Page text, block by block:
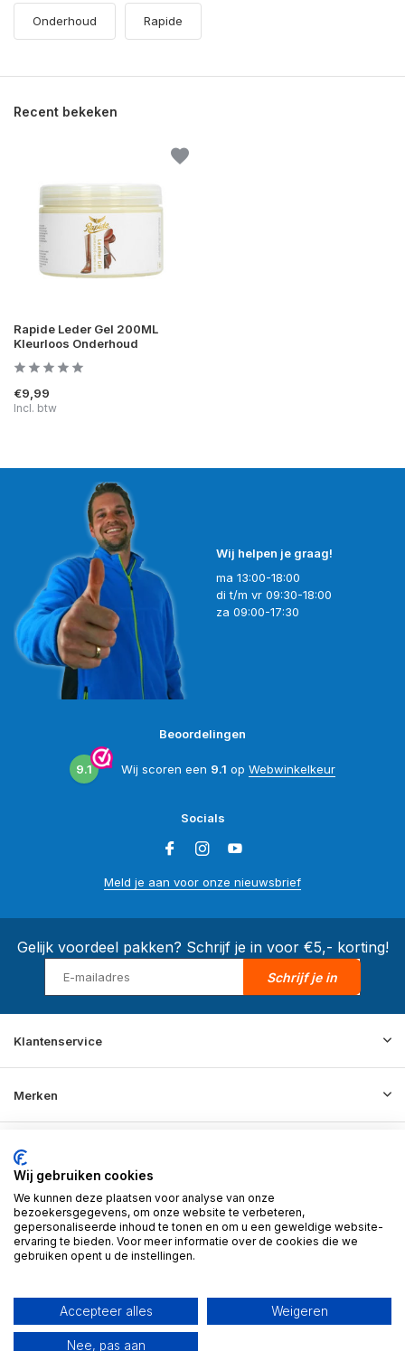
Onderhoud Rapide
Recent bekeken
Rapide Leder Gel 200ML
Kleurloos Onderhoud
€9,99
Incl. btw
Wij helpen je graag!
ma 13:00-18:00
di t/m vr 09:30-18:00
za 09:00-17:30
Beoordelingen
9.1 Wij scoren een 9.1 op Webwinkelkeur
Socials
Meld je aan voor onze nieuwsbrief
Gelijk voordeel pakken? Schrijf je in voor €5,- korting!
Schrijf je in
Klantenservice
Merken
Informatie
Contact
© 2026 BD Store - Theme By
Wij gebruiken cookies
We kunnen deze plaatsen voor analyse van onze
bezoekersgegevens, om onze website te verbeteren,
gepersonaliseerde inhoud te tonen en om u een geweldige website-
ervaring te bieden. Voor meer informatie over de cookies die we
gebruiken opent u de instellingen.
Accepteer alles Weigeren
Nee, pas aan